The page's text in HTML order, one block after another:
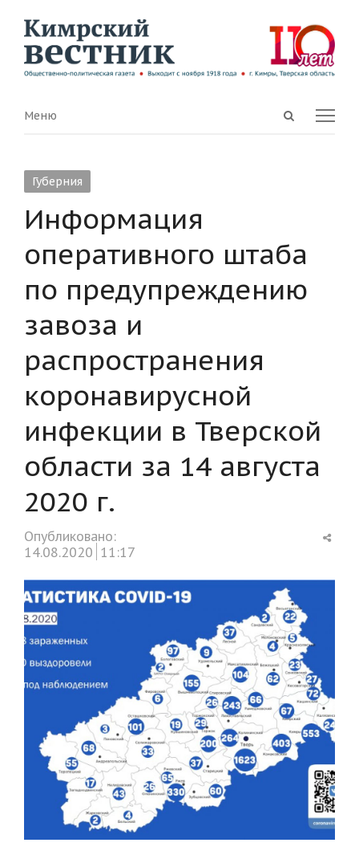
Open
Menu
Меню
Губерния
Информация
оперативного штаба
по предупреждению
завоза и
распространения
коронавирусной
инфекции в Тверской
области за 14 августа
2020 г.
Опубликовано:
14.08.2020 11:17